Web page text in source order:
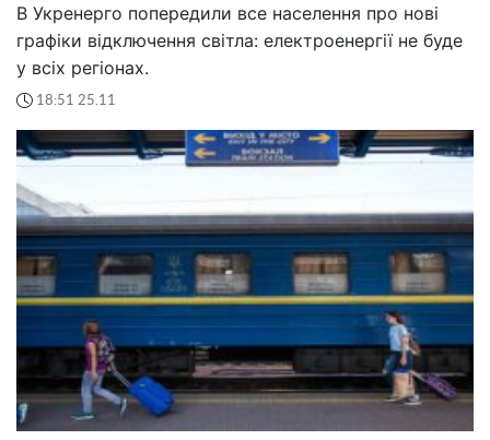
В Укренерго попередили все населення про нові
графіки відключення світла: електроенергії не буде
у всіх регіонах.
18:51 25.11